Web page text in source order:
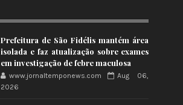
Prefeitura de São Fidélis mantém área
isolada e faz atualização sobre exames
em investigação de febre maculosa
www.jornaltemponews.com
Aug 06,
2026